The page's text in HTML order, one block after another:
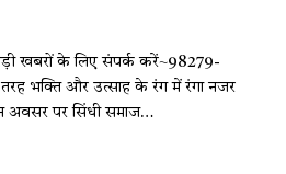
खबरों के लिए संपर्क करें~98279-
भक्ति और उत्साह के रंग में रंगा नजर
अवसर पर सिंधी समाज…